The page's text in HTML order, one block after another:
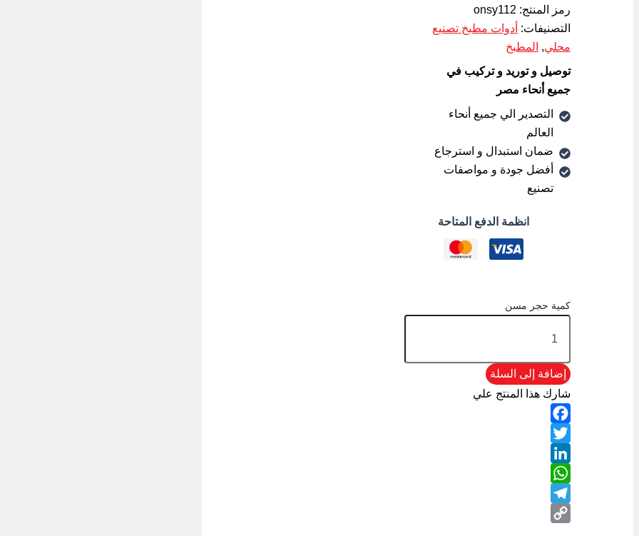
رمز المنتج: onsy112
التصنيفات: أدوات مطبخ تصنيع
محلي, المطبخ
توصيل و توريد و تركيب في
جميع أنحاء مصر
التصدير الي جميع أنحاء
العالم
ضمان استبدال و استرجاع
أفضل جودة و مواصفات
تصنيع
انظمة الدفع المتاحة
كمية حجر مسن
إضافة إلى السلة
شارك هذا المنتج علي
Facebook
Twitter
LinkedIn
WhatsApp
Telegram